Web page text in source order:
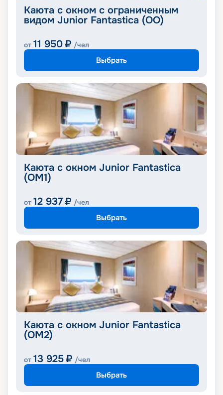
Каюта с окном с ограниченным
видом Junior Fantastica (OO)
от 11 950 ₽ /чел
Выбрать
Каюта с окном Junior Fantastica
(OM1)
от 12 937 ₽ /чел
Выбрать
Каюта с окном Junior Fantastica
(OM2)
от 13 925 ₽ /чел
Выбрать